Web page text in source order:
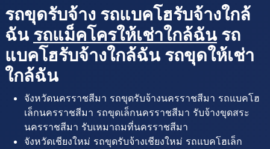
รถขุดรับจ้าง รถแบคโฮรับจ้างใกล้
ฉัน รถแม็คโครให้เช่าใกล้ฉัน รถ
แบคโฮรับจ้างใกล้ฉัน รถขุดให้เช่า
ใกล้ฉัน
จังหวัดนครราชสีมา รถขุดรับจ้างนครราชสีมา รถแบคโฮ
เล็กนครราชสีมา รถขุดเล็กนครราชสีมา รับจ้างขุดสระ
นครราชสีมา รับเหมาถมที่นครราชสีมา
จังหวัดเชียงใหม่ รถขุดรับจ้างเชียงใหม่ รถแบคโฮเล็ก